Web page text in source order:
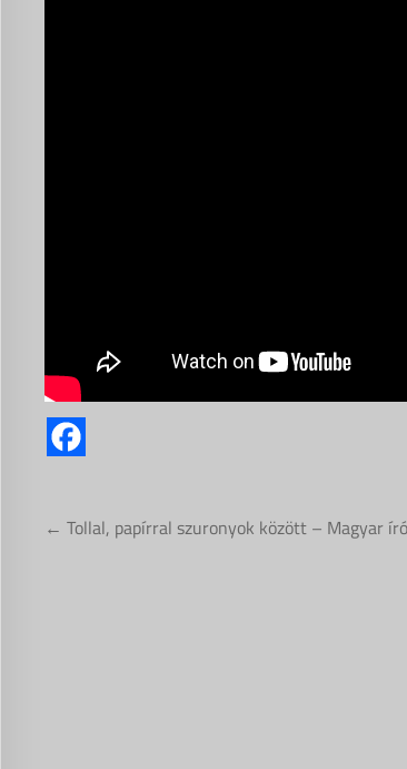
Bejegyzés
← Tollal, papírral szuronyok között – Magyar